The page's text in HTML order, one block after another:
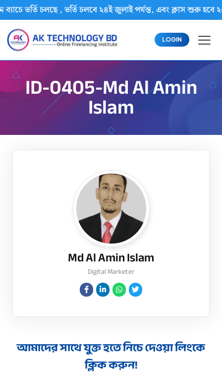
ভর্তি চলছে , ভর্তি চলবে ২৪ই জুলাই পর্যন্ত, এবং ক্লাস শুরু
LOGIN
ID-0405-Md Al Amin
Islam
Md Al Amin Islam
Digital Marketer
আমাদের সাথে যুক্ত হতে নিচে দেওয়া লিংকে
ক্লিক করুন!